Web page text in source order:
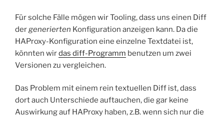
Für solche Fälle mögen wir Tooling, dass uns einen Diff
dergenerierten Konfiguration anzeigen kann. Da die
HAProxy-Konfiguration eine einzelne Textdatei ist,
könnten wirdas diff-Programm benutzen um zwei
Versionen zu vergleichen.
Das Problem mit einem rein textuellen Diff ist, dass
dort auch Unterschiede auftauchen, die gar keine
Auswirkung auf HAProxy haben, z.B. wenn sich nur die